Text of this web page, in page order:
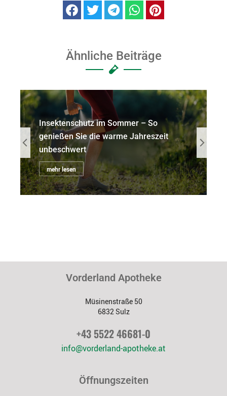
Ähnliche Beiträge
Insektenschutz im Sommer – So
genießen Sie die warme Jahreszeit
unbeschwert
mehr lesen
Vorderland Apotheke
Müsinenstraße 50
6832 Sulz
+43 5522 46681-0
info@vorderland-apotheke.at
Öffnungszeiten